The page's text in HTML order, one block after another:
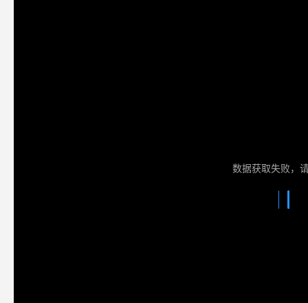
数据获取失败，